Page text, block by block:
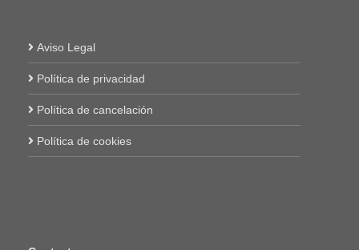
Aviso Legal
Política de privacidad
Política de cancelación
Política de cookies